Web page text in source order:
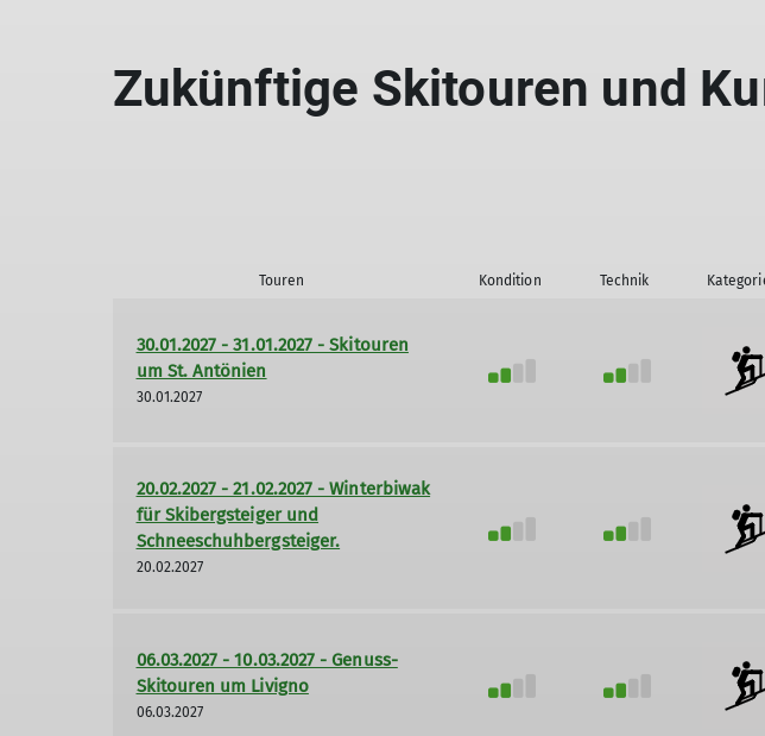
Zukünftige Skitouren und
Touren Kondition Technik
30.01.2027 - 31.01.2027 - Skitouren
um St. Antönien
30.01.2027
20.02.2027 - 21.02.2027 - Winterbiwak
für Skibergsteiger und
Schneeschuhbergsteiger.
20.02.2027
06.03.2027 - 10.03.2027 - Genuss-
Skitouren um Livigno
06.03.2027